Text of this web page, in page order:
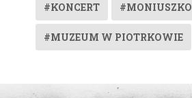
#KONCERT #MONIUSZKO
#MUZEUM W PIOTRKOWIE